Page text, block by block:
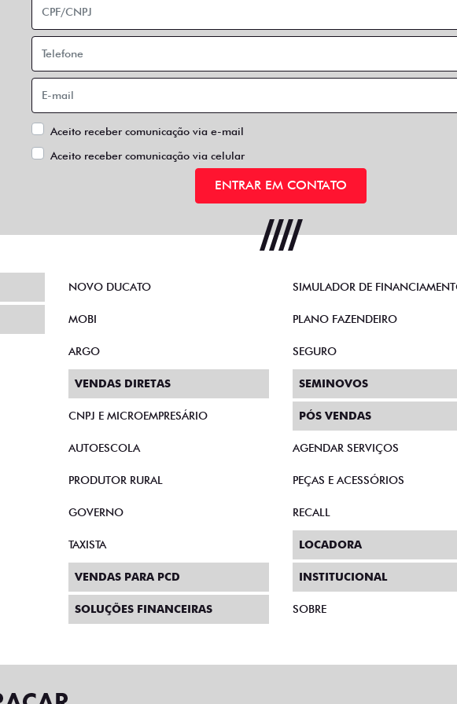
Aceito receber comunicação via e-mail
Aceito receber comunicação via celular
ENTRAR EM CONTATO
NOVO DUCATO
MOBI
ARGO
VENDAS DIRETAS
CNPJ E MICROEMPRESÁRIO
AUTOESCOLA
PRODUTOR RURAL
GOVERNO
TAXISTA
VENDAS PARA PCD
SOLUÇÕES FINANCEIRAS
SIMULADOR DE
PLANO FAZENDEIRO
SEGURO
SEMINOVOS
PÓS VENDAS
AGENDAR SERVIÇOS
PEÇAS E ACESSÓRIOS
RECALL
LOCADORA
INSTITUCIONAL
SOBRE